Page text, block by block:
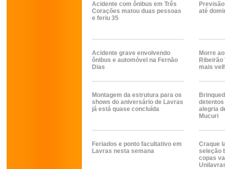
Acidente com ônibus em Três
Corações matou duas pessoas
e feriu 35
até
Acidente grave envolvendo
ônibus e automóvel na Fernão
Dias
Morre
Ribeirão
mais
Montagem da estrutura para os
shows do aniversário de Lavras
já está quase concluída
alegria
Mucuri
Feriados e ponto facultativo em
Lavras nesta semana
Craque
seleção
copas